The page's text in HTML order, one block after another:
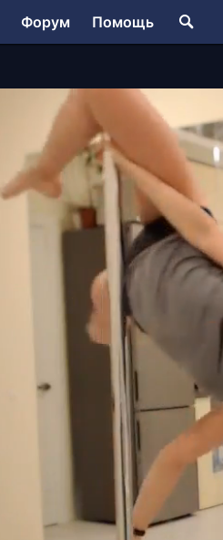
Форум Помощь